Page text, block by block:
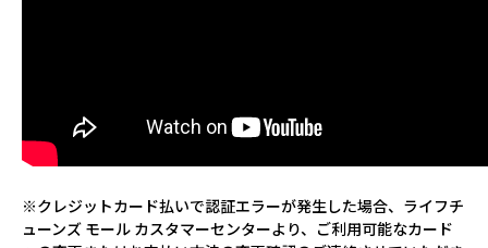
※クレジットカード払いで認証エラーが発生した場合、ライフチ
ューンズ モール カスタマーセンターより、ご利用可能なカード